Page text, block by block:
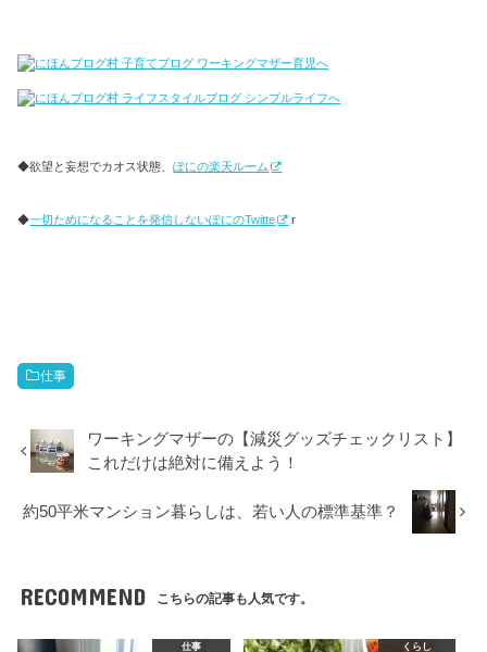
◆欲望と妄想でカオス状態、ぽにの楽天ルーム
◆一切ためになることを発信しないぽにのTwitte r
仕事
ワーキングマザーの【減災グッズチェックリスト】
これだけは絶対に備えよう！
約50平米マンション暮らしは、若い人の標準基準？
RECOMMEND こちらの記事も人気です。
仕事 くらし